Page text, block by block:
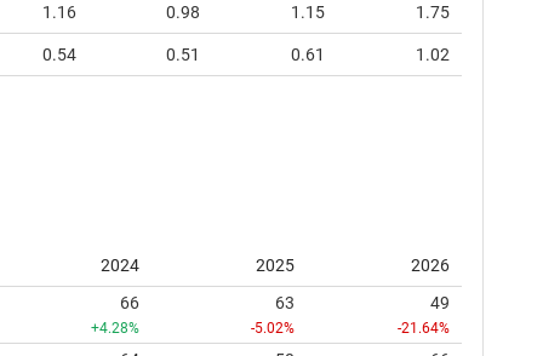
1.16 0.98 1.15 1.75
0.54 0.51 0.61 1.02
2024 2025
2026
66
+4.28%
63
-5.02%
49
-21.64%